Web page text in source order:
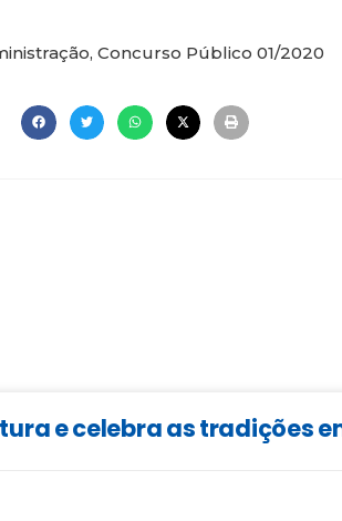
, Concurso Público 01/2020
e celebra as tradições